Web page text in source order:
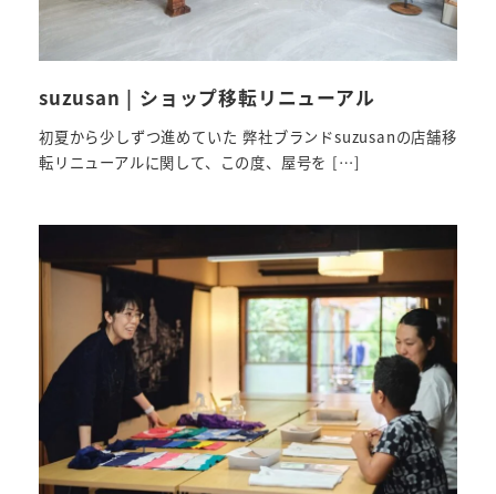
suzusan | ショップ移転リニューアル
初夏から少しずつ進めていた 弊社ブランドsuzusanの店舗移
転リニューアルに関して、この度、屋号を […]